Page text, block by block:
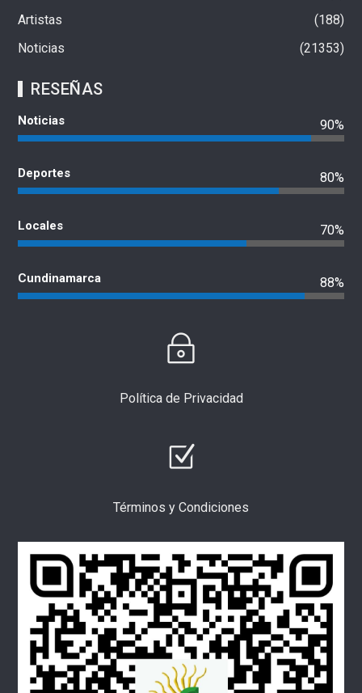
Artistas
188
Noticias
21353
RESEÑAS
Noticias 90%
Deportes 80%
Locales 70%
Cundinamarca 88%
Política de Privacidad
Términos y Condiciones